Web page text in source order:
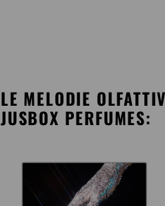
LE MELODIE
JUSBOX PERFUMES: